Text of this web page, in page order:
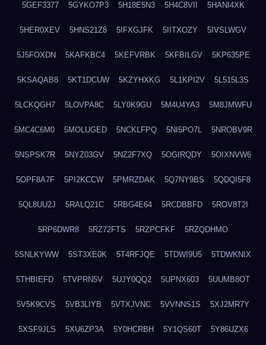
5GEF3377 5GYKO7P3 5H18E5N3 5H4C8VII 5HANI4XK
5HER0XEV 5HNS21Z8 5IFXGJFK 5IITXOZY 5IVSLWGV
5J5FOXDN 5KAFKBC4 5KEFVRBK 5KFBILGV 5KP635PE
5KSAQAB8 5KT1DCUW 5KZYHXKG 5L1KPI2V 5L515L3S
5LCKQGH7 5LOVPA8C 5LY0K9GU 5M4U4YA3 5M8JMWFU
5MC4C6M0 5MOLUGED 5NCKLFPQ 5NI5PO7L 5NROBV9R
5NSPSK7R 5NYZ03GV 5NZ2F7XQ 5OGIRQDY 5OIXNVW6
5OPF8A7F 5PI2KCCW 5PMRZDAK 5Q7NY9BS 5QDQI5F8
5QL8UU2J 5RALQ21C 5RBG4E64 5RCDBBFD 5ROV8T2I
5RP6DWR8 5RZ72FTS 5RZPCFKF 5RZQDHMO
5SNLKYWW 5ST3XE0K 5T4RFJQE 5TDWI9U5 5TDWKNIX
5THBIEFD 5TVPRN5V 5UJY0QQ2 5UPNX603 5UUMB8OT
5V5K9CVS 5VB3LIYB 5VTXJVNC 5VVNNS1S 5XJ2MR7Y
5XSF9JLS 5XU6ZP3A 5Y0HCRBH 5Y1QS60T 5Y86UZX6